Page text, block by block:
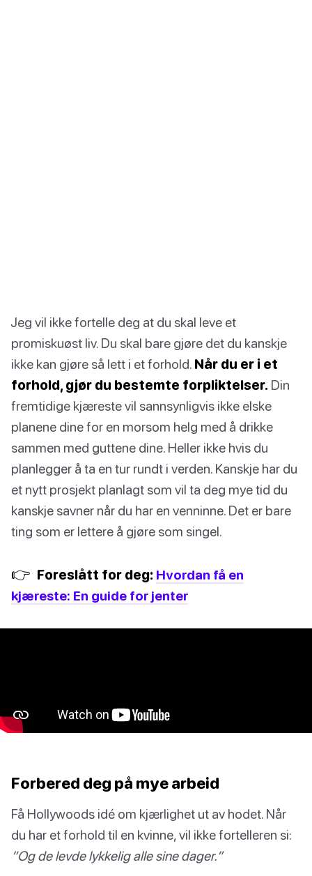
Jeg vil ikke fortelle deg at du skal leve et
promiskuøst liv. Du skal bare gjøre det du kanskje
ikke kan gjøre så lett i et forhold. Når du er i et
forhold, gjør du bestemte forpliktelser. Din
fremtidige kjæreste vil sannsynligvis ikke elske
planene dine for en morsom helg med å drikke
sammen med guttene dine. Heller ikke hvis du
planlegger å ta en tur rundt i verden. Kanskje har du
et nytt prosjekt planlagt som vil ta deg mye tid du
kanskje savner når du har en venninne. Det er bare
ting som er lettere å gjøre som singel.
👉 Foreslått for deg: Hvordan få en
kjæreste: En guide for jenter
Forbered deg på mye arbeid
Få Hollywoods idé om kjærlighet ut av hodet. Når
du har et forhold til en kvinne, vil ikke fortelleren si:
“Og de levde lykkelig alle sine dager.”